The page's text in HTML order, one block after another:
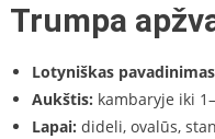
Trumpa
Lotyniškas
Aukštis: kambaryje iki
Lapai: dideli, ovalūs,